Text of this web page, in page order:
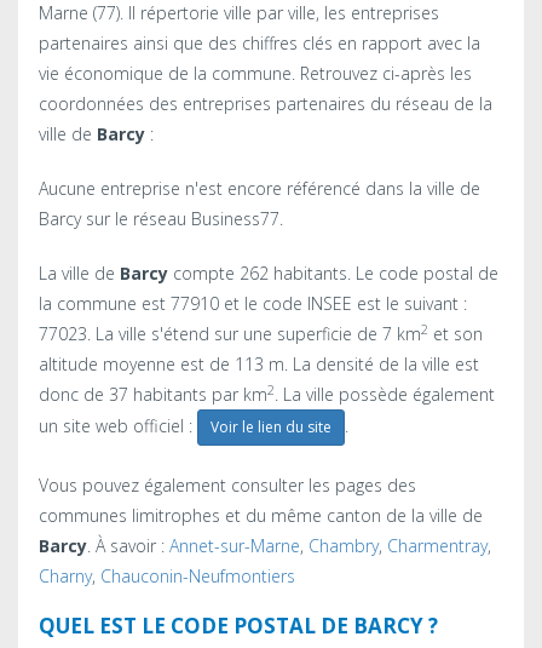
Marne (77). Il répertorie ville par ville, les entreprises
partenaires ainsi que des chiffres clés en rapport avec la
vie économique de la commune. Retrouvez ci-après les
coordonnées des entreprises partenaires du réseau de la
ville de Barcy :
Aucune entreprise n'est encore référencé dans la ville de
Barcy sur le réseau Business77.
La ville de Barcy compte 262 habitants. Le code postal de
la commune est 77910 et le code INSEE est le suivant :
77023. La ville s'étend sur une superficie de 7 km2 et son
altitude moyenne est de 113 m. La densité de la ville est
donc de 37 habitants par km2. La ville possède également
un site web officiel :
Voir le lien du site
Vous pouvez également consulter les pages des
communes limitrophes et du même canton de la ville de
Barcy. À savoir : Annet-sur-Marne, Chambry, Charmentray,
Charny, Chauconin-Neufmontiers
QUEL EST LE CODE POSTAL DE BARCY ?